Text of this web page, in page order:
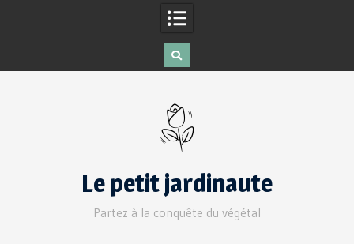
Le petit jardinaute
Partez à la conquête du végétal